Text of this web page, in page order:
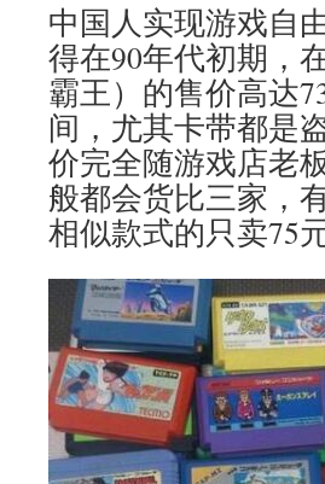
中国人实现游戏自
得在90年代初期，
霸王）的售价高达
间，尤其卡带都是
价完全随游戏店老
般都会货比三家，
相似款式的只卖75